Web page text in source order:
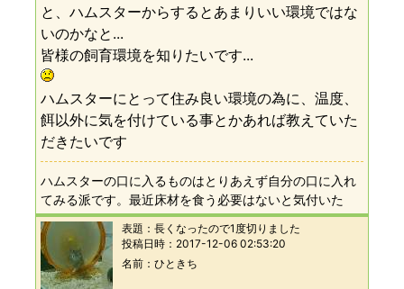
と、ハムスターからするとあまりいい環境ではな
いのかなと...
皆様の飼育環境を知りたいです...
ハムスターにとって住み良い環境の為に、温度、
餌以外に気を付けている事とかあれば教えていた
だきたいです
ハムスターの口に入るものはとりあえず自分の口に入れ
てみる派です。最近床材を食う必要はないと気付いた
表題： 長くなったので1度切りました
投稿日時： 2017-12-06 02:53:20
名前
ひときち